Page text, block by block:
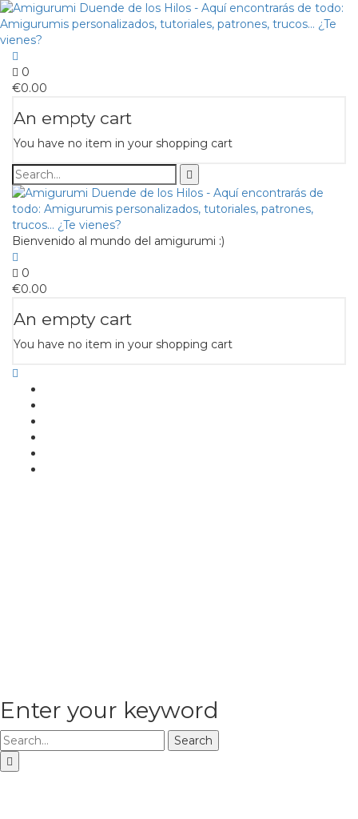
0
€0.00
An empty cart
You have no item in your shopping cart
Bienvenido al mundo del amigurumi :)
0
€0.00
An empty cart
You have no item in your shopping cart
Enter your keyword
Search